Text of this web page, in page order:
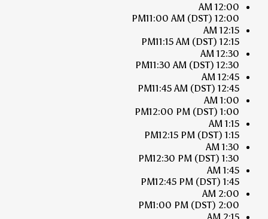
12:00 AM
12:00 PM
11:00 AM (DST)
12:15 AM
12:15 PM
11:15 AM (DST)
12:30 AM
12:30 PM
11:30 AM (DST)
12:45 AM
12:45 PM
11:45 AM (DST)
1:00 AM
1:00 PM
12:00 PM (DST)
1:15 AM
1:15 PM
12:15 PM (DST)
1:30 AM
1:30 PM
12:30 PM (DST)
1:45 AM
1:45 PM
12:45 PM (DST)
2:00 AM
2:00 PM
1:00 PM (DST)
2:15 AM